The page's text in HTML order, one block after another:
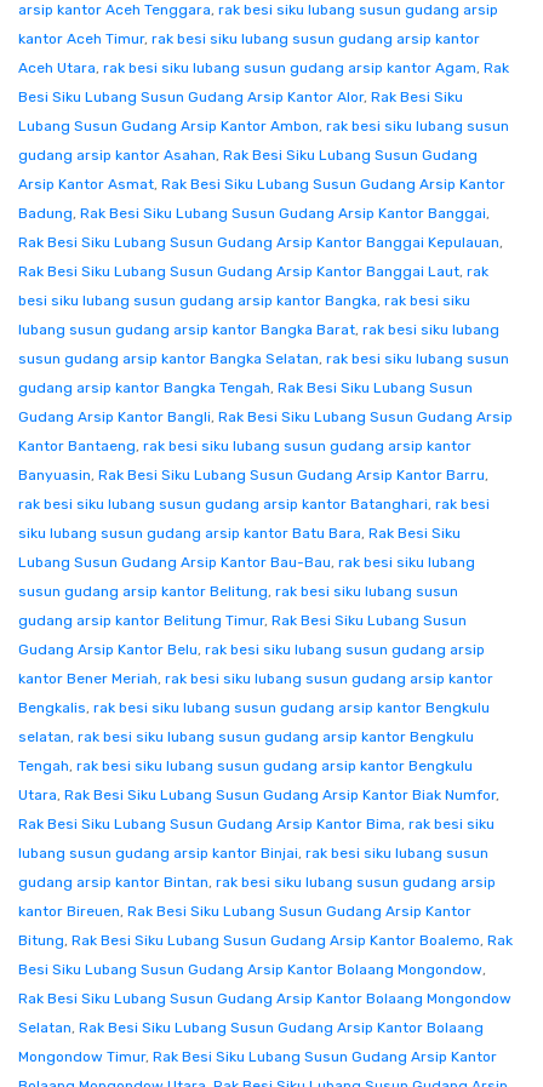
arsip kantor Aceh Tenggara, rak besi siku lubang susun gudang arsip
kantor Aceh Timur, rak besi siku lubang susun gudang arsip kantor
Aceh Utara, rak besi siku lubang susun gudang arsip kantor Agam, Rak
Besi Siku Lubang Susun Gudang Arsip Kantor Alor, Rak Besi Siku
Lubang Susun Gudang Arsip Kantor Ambon, rak besi siku lubang susun
gudang arsip kantor Asahan, Rak Besi Siku Lubang Susun Gudang
Arsip Kantor Asmat, Rak Besi Siku Lubang Susun Gudang Arsip Kantor
Badung, Rak Besi Siku Lubang Susun Gudang Arsip Kantor Banggai,
Rak Besi Siku Lubang Susun Gudang Arsip Kantor Banggai Kepulauan,
Rak Besi Siku Lubang Susun Gudang Arsip Kantor Banggai Laut, rak
besi siku lubang susun gudang arsip kantor Bangka, rak besi siku
lubang susun gudang arsip kantor Bangka Barat, rak besi siku lubang
susun gudang arsip kantor Bangka Selatan, rak besi siku lubang susun
gudang arsip kantor Bangka Tengah, Rak Besi Siku Lubang Susun
Gudang Arsip Kantor Bangli, Rak Besi Siku Lubang Susun Gudang Arsip
Kantor Bantaeng, rak besi siku lubang susun gudang arsip kantor
Banyuasin, Rak Besi Siku Lubang Susun Gudang Arsip Kantor Barru,
rak besi siku lubang susun gudang arsip kantor Batanghari, rak besi
siku lubang susun gudang arsip kantor Batu Bara, Rak Besi Siku
Lubang Susun Gudang Arsip Kantor Bau-Bau, rak besi siku lubang
susun gudang arsip kantor Belitung, rak besi siku lubang susun
gudang arsip kantor Belitung Timur, Rak Besi Siku Lubang Susun
Gudang Arsip Kantor Belu, rak besi siku lubang susun gudang arsip
kantor Bener Meriah, rak besi siku lubang susun gudang arsip kantor
Bengkalis, rak besi siku lubang susun gudang arsip kantor Bengkulu
selatan, rak besi siku lubang susun gudang arsip kantor Bengkulu
Tengah, rak besi siku lubang susun gudang arsip kantor Bengkulu
Utara, Rak Besi Siku Lubang Susun Gudang Arsip Kantor Biak Numfor,
Rak Besi Siku Lubang Susun Gudang Arsip Kantor Bima, rak besi siku
lubang susun gudang arsip kantor Binjai, rak besi siku lubang susun
gudang arsip kantor Bintan, rak besi siku lubang susun gudang arsip
kantor Bireuen, Rak Besi Siku Lubang Susun Gudang Arsip Kantor
Bitung, Rak Besi Siku Lubang Susun Gudang Arsip Kantor Boalemo, Rak
Besi Siku Lubang Susun Gudang Arsip Kantor Bolaang Mongondow,
Rak Besi Siku Lubang Susun Gudang Arsip Kantor Bolaang Mongondow
Selatan, Rak Besi Siku Lubang Susun Gudang Arsip Kantor Bolaang
Mongondow Timur, Rak Besi Siku Lubang Susun Gudang Arsip Kantor